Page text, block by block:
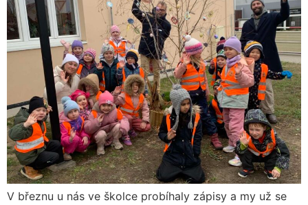
V březnu u nás ve školce probíhaly zápisy a my už se